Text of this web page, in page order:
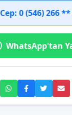
Cep: 0 (546) 266
WhatsApp'tan